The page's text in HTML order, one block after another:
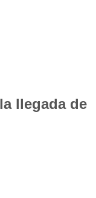
llegada de